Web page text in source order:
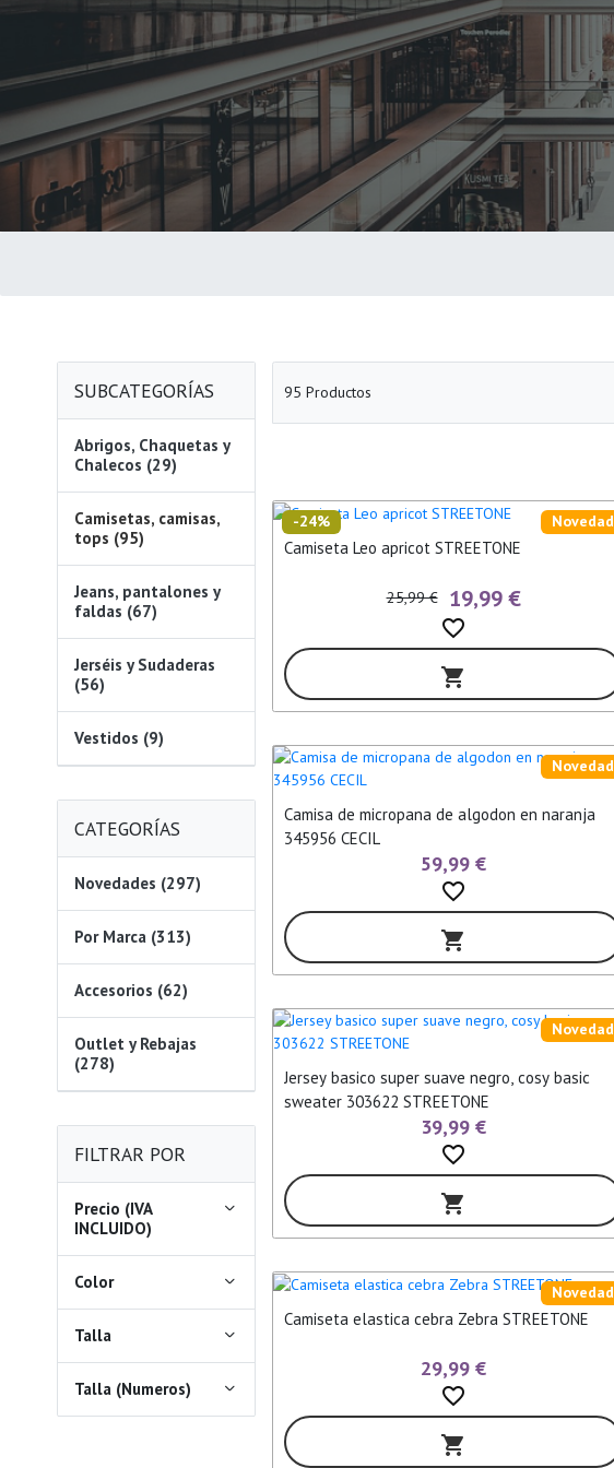
SUBCATEGORÍAS
Abrigos, Chaquetas y
Chalecos (29)
Camisetas, camisas,
tops (95)
Jeans, pantalones y
faldas (67)
Jerséis y Sudaderas
(56)
Vestidos (9)
CATEGORÍAS
Novedades (297)
Por Marca (313)
Accesorios (62)
Outlet y Rebajas
(278)
FILTRAR POR
Precio (IVA
INCLUIDO)
Color
Talla
Talla (Numeros)
95 Productos
Camiseta Leo apricot STREETONE
Novedad
-24%
25,99 € 19,99 €
favorite_border
shopping_cart
Camisa de micropana de algodon en naranja
345956 CECIL
Novedad
59,99 €
favorite_border
shopping_cart
Jersey basico super suave negro, cosy basic
sweater 303622 STREETONE
Novedad
39,99 €
favorite_border
shopping_cart
Camiseta elastica cebra Zebra STREETONE
Novedad
29,99 €
favorite_border
shopping_cart